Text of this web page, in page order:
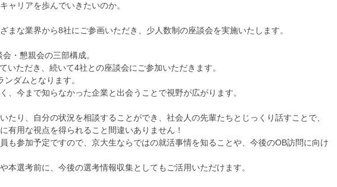
ャリアを歩んでいきたいのか。
まな業界から8社にご参画いただき、少人数制の座談会を実施いたします。
・懇親会の三部構成。
いただき、続いて4社との座談会にご参加いただきます。
ダムとなります。
、今まで知らなかった企業と出会うことで視野が広がります。
たり、自分の状況を相談することができ、社会人の先輩たちとじっくり話すことで、
有用な視点を得られること間違いありません！
も参加予定ですので、京大生ならではの就活事情を知ることや、今後のOB訪問に向け
本選考前に、今後の選考情報収集としてもご活用いただけます。